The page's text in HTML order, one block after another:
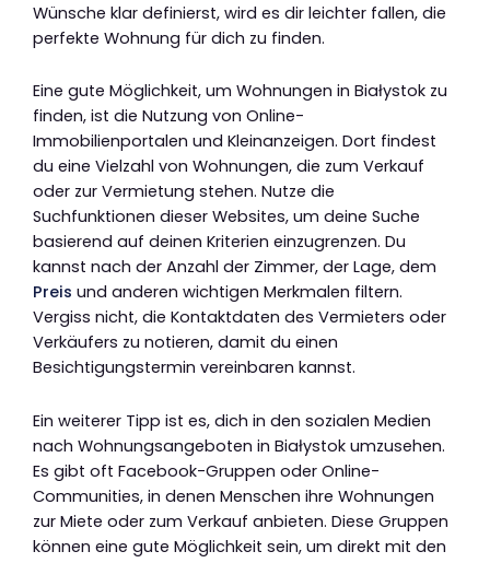
Wünsche klar definierst, wird es dir leichter fallen, die
perfekte Wohnung für dich zu finden.
Eine gute Möglichkeit, um Wohnungen in Białystok zu
finden, ist die Nutzung von Online-
Immobilienportalen und Kleinanzeigen. Dort findest
du eine Vielzahl von Wohnungen, die zum Verkauf
oder zur Vermietung stehen. Nutze die
Suchfunktionen dieser Websites, um deine Suche
basierend auf deinen Kriterien einzugrenzen. Du
kannst nach der Anzahl der Zimmer, der Lage, dem
Preis und anderen wichtigen Merkmalen filtern.
Vergiss nicht, die Kontaktdaten des Vermieters oder
Verkäufers zu notieren, damit du einen
Besichtigungstermin vereinbaren kannst.
Ein weiterer Tipp ist es, dich in den sozialen Medien
nach Wohnungsangeboten in Białystok umzusehen.
Es gibt oft Facebook-Gruppen oder Online-
Communities, in denen Menschen ihre Wohnungen
zur Miete oder zum Verkauf anbieten. Diese Gruppen
können eine gute Möglichkeit sein, um direkt mit den